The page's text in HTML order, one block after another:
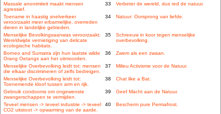
Massale anonimiteit maakt mensen
agressief.
33 Verbeter de wereld, dus red de natuur.
Toename in haastig snelverkeer
veroorzaakt meer erbarmelijke, overreden
dieren in landelijke gebieden.
34 Natuur: Oorsprong van liefde.
Menselijke Bevolkingsaanwas veroorzaakt:
Wereldwijde vernietiging van delicate
ecologische habitats.
35
Schreeuw in koor tegen menselijke
overbevolking.
Borneo and Sumatra zijn hun laatste wilde
Orang Oetangs aan het uitmoorden.
36 Zwem als een zwaan.
Menselijke Overbevolking leidt tot: mensen
die elkaar discrimineren of zelfs bedreigen.
37 Milieu Activisme voor de Natuur.
Menselijke Overbevolking leidt tot:
Toenemende kloof tussen arm en rijk.
38 Chat like a Bat.
Gebruik condooms om ongewenste
zwangerschappen te vermijden.
39 Geef Macht aan de Natuur.
Teveel mensen -> teveel industrie -> teveel
CO2 uitstoot -> opwarming van de aarde.
40 Bescherm pure Permafrost.